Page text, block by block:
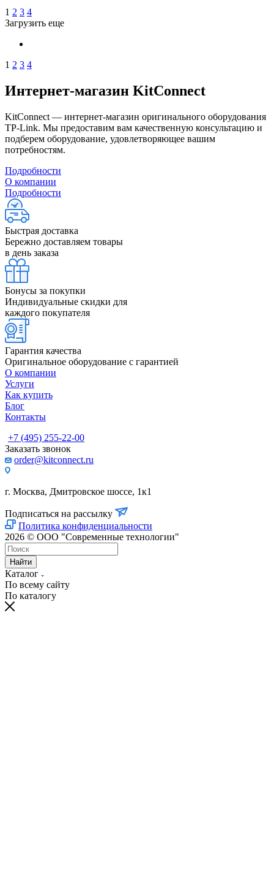
1 2 3 4
Загрузить еще
1 2 3 4
Интернет-магазин KitConnect
KitConnect — интернет-магазин оригинального оборудования
TP-Link. Мы предоставим вам качественную консультацию и
подберем оборудование, удовлетворяющее вашим
потребностям.
Подробности
О компании
Подробности
Быстрая доставка
Бережно доставляем товары
в день заказа
Бонусы за покупки
Индивидуальные скидки для
каждого покупателя
Гарантия качества
Оригинальное оборудование с гарантией
О компании
Услуги
Как купить
Блог
Контакты
+7 (495) 255-22-00
Заказать звонок
order@kitconnect.ru
г. Москва, Дмитровское шоссе, 1к1
Подписаться на рассылку
Политика конфиденциальности
2026 © ООО "Современные технологии"
Найти
Каталог
По всему сайту
По каталогу